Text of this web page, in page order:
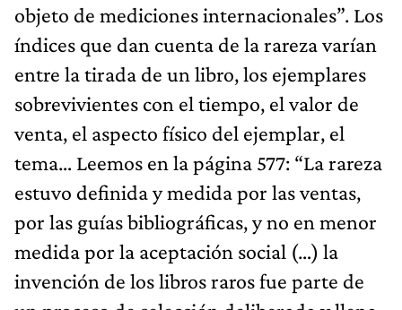
objeto de mediciones internacionales”. Los
índices que dan cuenta de la rareza varían
entre la tirada de un libro, los ejemplares
sobrevivientes con el tiempo, el valor de
venta, el aspecto físico del ejemplar, el
tema… Leemos en la página 577: “La rareza
estuvo definida y medida por las ventas,
por las guías bibliográficas, y no en menor
medida por la aceptación social (…) la
invención de los libros raros fue parte de